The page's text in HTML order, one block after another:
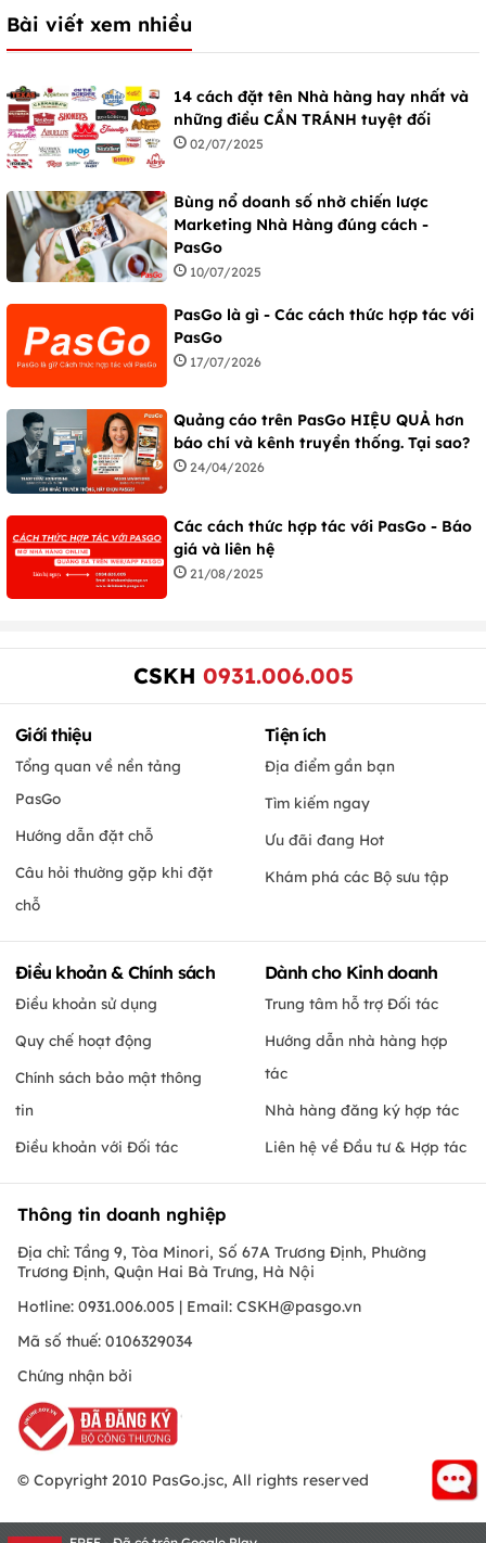
Bài viết xem nhiều
14 cách đặt tên Nhà hàng hay nhất và
những điều CẦN TRÁNH tuyệt đối
02/07/2025
Bùng nổ doanh số nhờ chiến lược
Marketing Nhà Hàng đúng cách -
PasGo
10/07/2025
PasGo là gì - Các cách thức hợp tác với
PasGo
17/07/2026
Quảng cáo trên PasGo HIỆU QUẢ hơn
báo chí và kênh truyền thống. Tại sao?
24/04/2026
Các cách thức hợp tác với PasGo - Báo
giá và liên hệ
21/08/2025
CSKH 0931.006.005
Giới thiệu
Tổng quan về nền tảng
PasGo
Hướng dẫn đặt chỗ
Câu hỏi thường gặp khi đặt
chỗ
Tiện ích
Địa điểm gần bạn
Tìm kiếm ngay
Ưu đãi đang Hot
Khám phá các Bộ sưu tập
Điều khoản & Chính sách
Điều khoản sử dụng
Quy chế hoạt động
Chính sách bảo mật thông
tin
Điều khoản với Đối tác
Dành cho Kinh doanh
Trung tâm hỗ trợ Đối tác
Hướng dẫn nhà hàng hợp
tác
Nhà hàng đăng ký hợp tác
Liên hệ về Đầu tư & Hợp tác
Thông tin doanh nghiệp
Địa chỉ: Tầng 9, Tòa Minori, Số 67A Trương Định, Phường
Trương Định, Quận Hai Bà Trưng, Hà Nội
Hotline: 0931.006.005 | Email: CSKH@pasgo.vn
Mã số thuế: 0106329034
Chứng nhận bởi
© Copyright 2010 PasGo.jsc, All rights reserved